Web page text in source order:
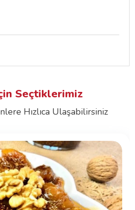
Seçtiklerimiz
Hızlıca Ulaşabilirsiniz